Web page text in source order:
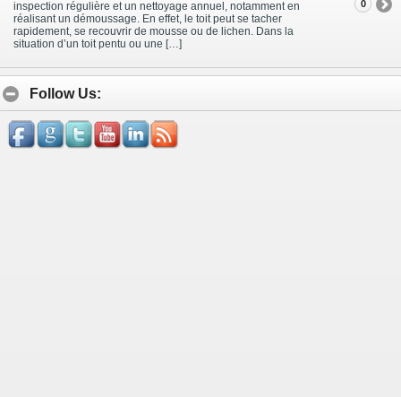
inspection régulière et un nettoyage annuel, notamment en
réalisant un démoussage. En effet, le toit peut se tacher
rapidement, se recouvrir de mousse ou de lichen. Dans la
situation d’un toit pentu ou une […]
0
Follow Us: